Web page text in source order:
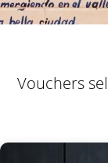
Vouchers